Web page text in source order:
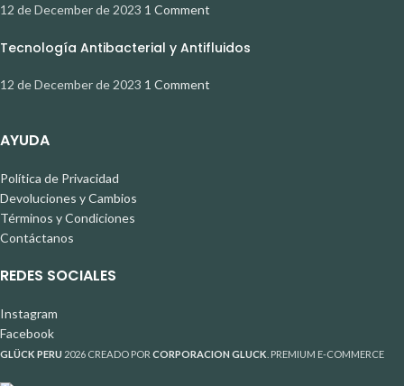
12 de December de 2023 1 Comment
Tecnología Antibacterial y Antifluidos
12 de December de 2023 1 Comment
AYUDA
Política de Privacidad
Devoluciones y Cambios
Términos y Condiciones
Contáctanos
REDES SOCIALES
Instagram
Facebook
GLÜCK PERU 2026 CREADO POR CORPORACION GLUCK . PREMIUM E-COMMERCE